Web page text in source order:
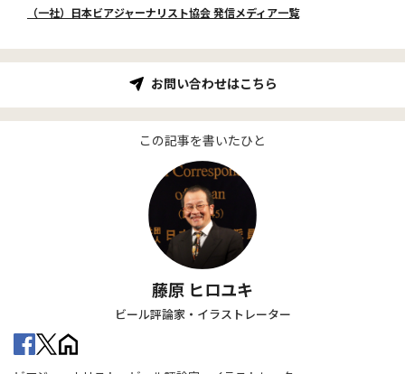
（一社）日本ビアジャーナリスト協会 発信メディア一覧
お問い合わせはこちら
この記事を書いたひと
藤原 ヒロユキ
ビール評論家・イラストレーター